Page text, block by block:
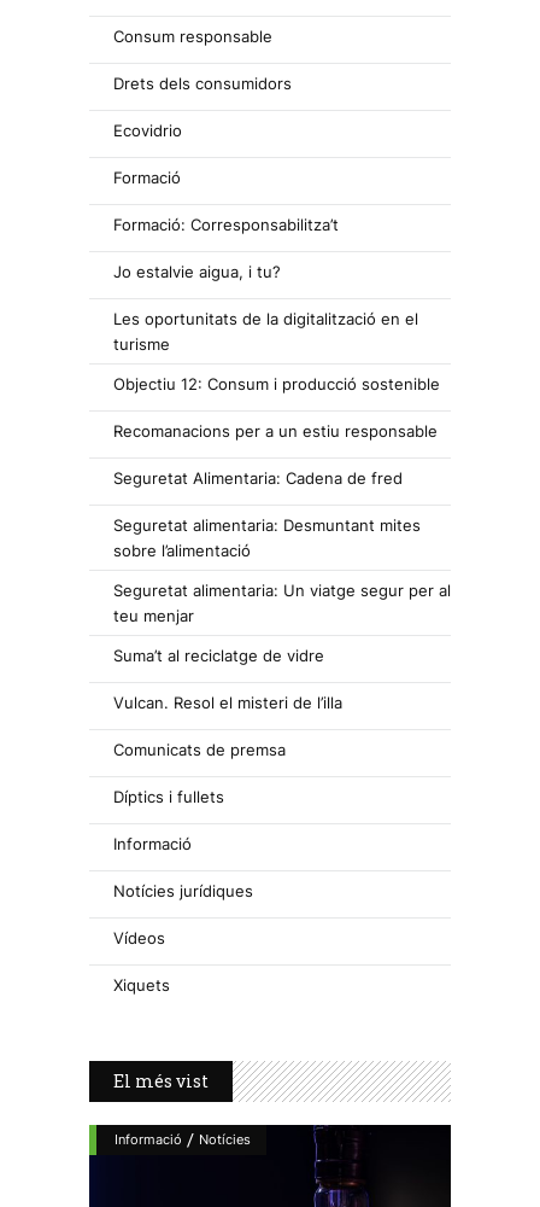
Consum responsable
Drets dels consumidors
Ecovidrio
Formació
Formació: Corresponsabilitza’t
Jo estalvie aigua, i tu?
Les oportunitats de la digitalització en el
turisme
Objectiu 12: Consum i producció sostenible
Recomanacions per a un estiu responsable
Seguretat Alimentaria: Cadena de fred
Seguretat alimentaria: Desmuntant mites
sobre l’alimentació
Seguretat alimentaria: Un viatge segur per al
teu menjar
Suma’t al reciclatge de vidre
Vulcan. Resol el misteri de l’illa
Comunicats de premsa
Díptics i fullets
Informació
Notícies jurídiques
Vídeos
Xiquets
El més vist
Informació / Notícies